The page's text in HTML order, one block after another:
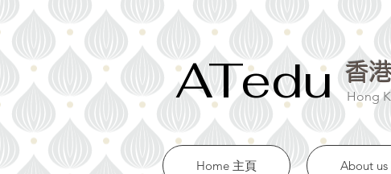
香
ATeduHong
Home 主頁 About us